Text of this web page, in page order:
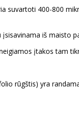
suvartoti 400-800
iš maisto
įtakos tam
rūgštis) yra